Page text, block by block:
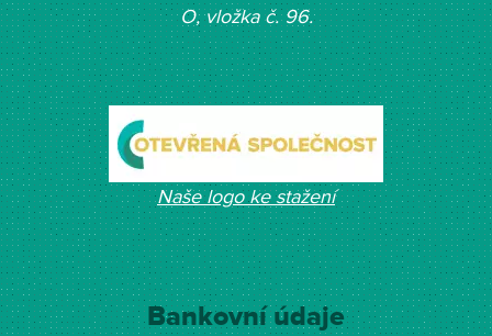
O, vložka č. 96.
Naše logo ke stažení
Bankovní údaje